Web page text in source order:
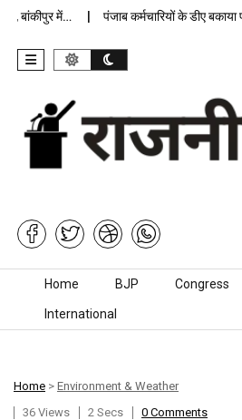
में… पंजाब कर्मचारियों के डीए बकाया पर
Skip to content
Home BJP Congress
International
Home > Environment & Weather
36 Views
2 Secs 0 Comments